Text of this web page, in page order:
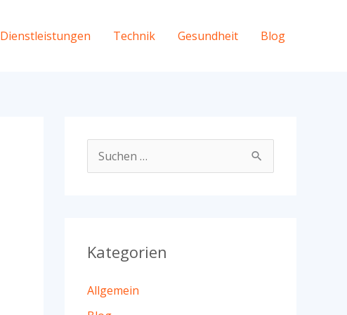
Dienstleistungen Technik Gesundheit Blog
e
n
Kategorien
Allgemein